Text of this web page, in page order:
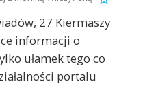
27 Kiermaszy
informacji o
ułamek tego co
portalu